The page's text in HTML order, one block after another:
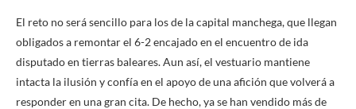
El reto no será sencillo para los de la capital manchega, que llegan
obligados a remontar el 6-2 encajado en el encuentro de ida
disputado en tierras baleares. Aun así, el vestuario mantiene
intacta la ilusión y confía en el apoyo de una afición que volverá a
responder en una gran cita. De hecho, ya se han vendido más de